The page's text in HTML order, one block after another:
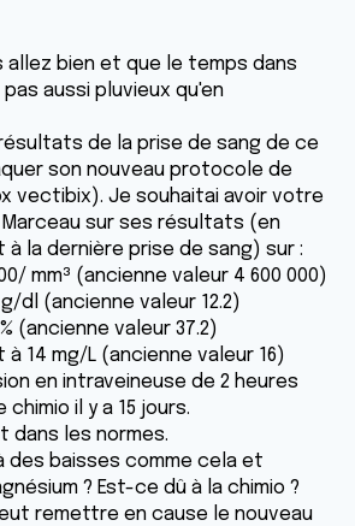
allez bien et que le temps dans
aussi pluvieux qu'en
de la prise de sang de ce
son nouveau protocole de
vectibix). Je souhaitai avoir votre
sur ses résultats (en
à la dernière prise de sang) sur :
mm³ (ancienne valeur 4 600 000)
dl (ancienne valeur 12.2)
(ancienne valeur 37.2)
à 14 mg/L (ancienne valeur 16)
en intraveineuse de 2 heures
il y a 15 jours.
dans les normes.
des baisses comme cela et
? Est-ce dû à la chimio ?
remettre en cause le nouveau